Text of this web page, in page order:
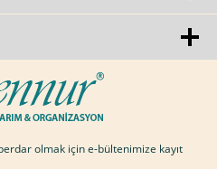
olmak için e-bültenimize kayıt